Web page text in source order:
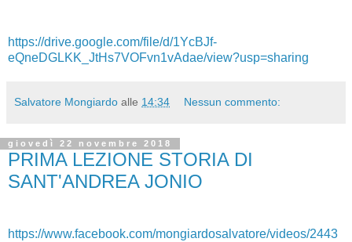
https://drive.google.com/file/d/1YcBJf-
eQneDGLKK_JtHs7VOFvn1vAdae/view?usp=sharing
Salvatore Mongiardo alle 14:34 Nessun commento:
giovedì 22 novembre 2018
PRIMA LEZIONE STORIA DI
SANT'ANDREA JONIO
https://www.facebook.com/mongiardosalvatore/videos/2443